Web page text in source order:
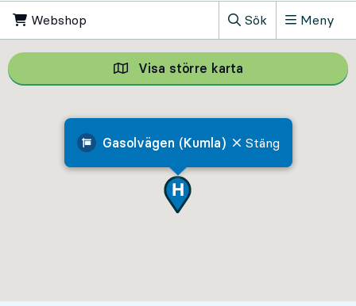
Webshop
Sök
, Visa sökfältet
Meny
Gasolvägen (Kumla) Stäng
Visa större karta Visa större